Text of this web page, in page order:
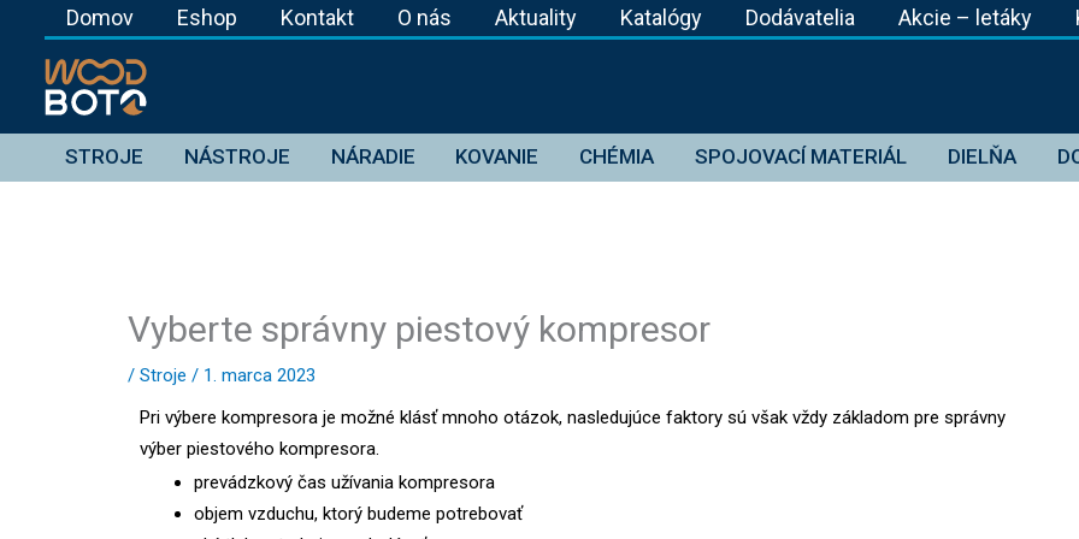
Preskočiť
obsah
Domov Eshop Kontakt O nás Aktuality Katalógy Dodávatelia Akcie – letáky
STROJE NÁSTROJE NÁRADIE KOVANIE CHÉMIA SPOJOVACÍ MATERIÁL DIELŇA
Vyberte správny piestový kompresor
/ Stroje / 1. marca 2023
Pri výbere kompresora je možné klásť mnoho otázok, nasledujúce faktory sú však vždy základom pre správny
výber piestového kompresora.
prevádzkový čas užívania kompresora
objem vzduchu, ktorý budeme potrebovať